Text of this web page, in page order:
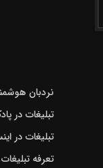
نردبان
تبلیغات در
تبلیغات در
تعرفه